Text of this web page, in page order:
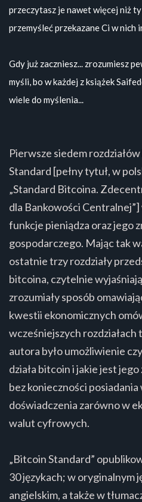
przeczytasz je nawet więcej niż
przemyśleć przekazane Ci w nich
Gdy już zaczniesz... zrozumiesz
myśli, bo w każdej z książek
wiele do myślenia...
Pierwsze siedem
Standard [pełny tytuł, w
„Standard Bitcoina.
dla Bankowości
funkcje pieniądza oraz jego
gospodarczego. Mając tak
ostatnie trzy rozdziały
bitcoina, czytelnie
zrozumiały sposób
kwestii ekonomicznych
wcześniejszych
autora było umożliwienie
działa bitcoin i jakie jest
bez konieczności
doświadczenia zarówno w
walut cyfrowych.
„Bitcoin Standard”
30 językach; w oryginalnym
angielskim, a także w